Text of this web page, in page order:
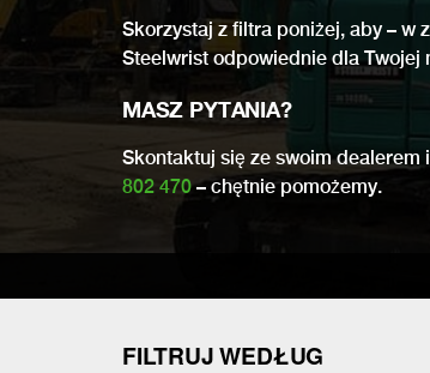
Skorzystaj z filtra poniżej, aby – w
Steelwrist odpowiednie dla Twojej
MASZ PYTANIA?
Skontaktuj się ze swoim
802 470– chętnie pomożemy.
FILTRUJ WEDŁUG